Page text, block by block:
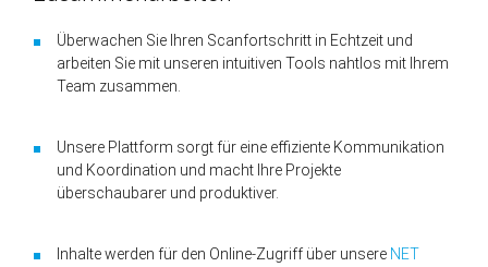
Überwachen Sie Ihren Scanfortschritt in Echtzeit und
arbeiten Sie mit unseren intuitiven Tools nahtlos mit Ihrem
Team zusammen.
Unsere Plattform sorgt für eine effiziente Kommunikation
und Koordination und macht Ihre Projekte
überschaubarer und produktiver.
Inhalte werden für den Online-Zugriff über unsere NET